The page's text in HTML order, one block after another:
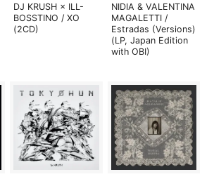
DJ KRUSH × ILL-
BOSSTINO / XO
(2CD)
NIDIA & VALENTINA
MAGALETTI /
Estradas (Versions)
(LP, Japan Edition
with OBI)